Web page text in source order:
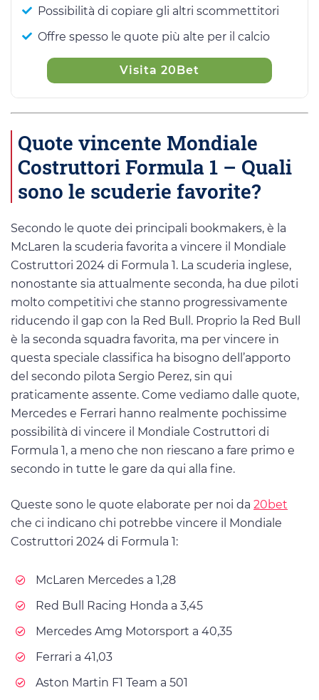
Possibilità di copiare gli altri scommettitori
Offre spesso le quote più alte per il calcio
Visita 20Bet
Quote vincente Mondiale
Costruttori Formula 1 – Quali
sono le scuderie favorite?
Secondo le quote dei principali bookmakers, è la
McLaren la scuderia favorita a vincere il Mondiale
Costruttori 2024 di Formula 1. La scuderia inglese,
nonostante sia attualmente seconda, ha due piloti
molto competitivi che stanno progressivamente
riducendo il gap con la Red Bull. Proprio la Red Bull
è la seconda squadra favorita, ma per vincere in
questa speciale classifica ha bisogno dell’apporto
del secondo pilota Sergio Perez, sin qui
praticamente assente. Come vediamo dalle quote,
Mercedes e Ferrari hanno realmente pochissime
possibilità di vincere il Mondiale Costruttori di
Formula 1, a meno che non riescano a fare primo e
secondo in tutte le gare da qui alla fine.
Queste sono le quote elaborate per noi da 20bet
che ci indicano chi potrebbe vincere il Mondiale
Costruttori 2024 di Formula 1:
McLaren Mercedes a 1,28
Red Bull Racing Honda a 3,45
Mercedes Amg Motorsport a 40,35
Ferrari a 41,03
Aston Martin F1 Team a 501